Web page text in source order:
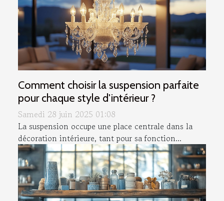
Comment choisir la suspension parfaite
pour chaque style d'intérieur ?
Samedi 28 juin 2025 01:08
La suspension occupe une place centrale dans la
décoration intérieure, tant pour sa fonction...